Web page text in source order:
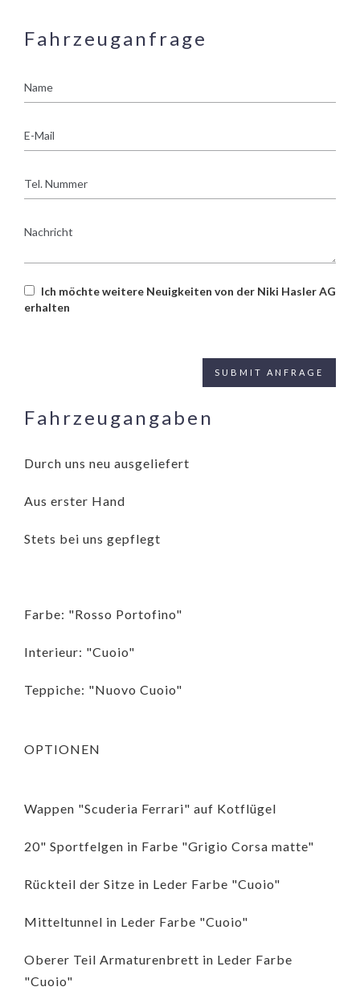
Fahrzeuganfrage
Mail
Nummer
Ich möchte weitere Neuigkeiten von der Niki Hasler AG
erhalten
Fahrzeugangaben
Durch uns neu ausgeliefert
Aus erster Hand
Stets bei uns gepflegt
Farbe: "Rosso Portofino"
Interieur: "Cuoio"
Teppiche: "Nuovo Cuoio"
OPTIONEN
Wappen "Scuderia Ferrari" auf Kotflügel
20" Sportfelgen in Farbe "Grigio Corsa matte"
Rückteil der Sitze in Leder Farbe "Cuoio"
Mitteltunnel in Leder Farbe "Cuoio"
Oberer Teil Armaturenbrett in Leder Farbe
"Cuoio"